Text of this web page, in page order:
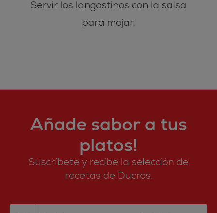
Servir los langostinos con la salsa
para mojar.
Añade sabor a tus
platos!
Suscríbete y recibe la selección de
recetas de Ducros.